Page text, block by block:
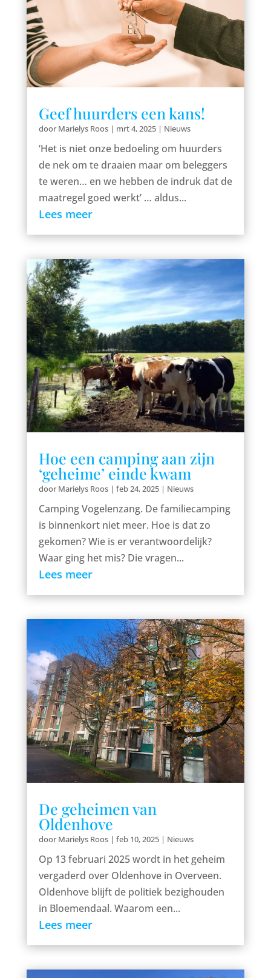
Geef huurders een kans!
doorMarielys Roos| mrt 4, 2025| Nieuws
‘Het is niet onze bedoeling om huurders
de nek om te draaien maar om beleggers
te weren… en we hebben de indruk dat de
maatregel goed werkt’ … aldus...
Lees meer
Hoe een camping aan zijn
‘geheime’ einde kwam
doorMarielys Roos| feb 24, 2025| Nieuws
Camping Vogelenzang. De familiecamping
is binnenkort niet meer. Hoe is dat zo
gekomen? Wie is er verantwoordelijk?
Waar ging het mis? Die vragen...
Lees meer
De geheimen van
Oldenhove
doorMarielys Roos| feb 10, 2025| Nieuws
Op 13 februari 2025 wordt in het geheim
vergaderd over Oldenhove in Overveen.
Oldenhove blijft de politiek bezighouden
in Bloemendaal. Waarom een...
Lees meer